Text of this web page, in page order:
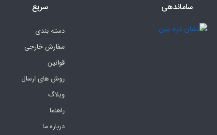
ساماندهی
سریع
دسته بندی
سفارش خارجی
قوانین
روش های ارسال
وبلاگ
راهنما
درباره ما